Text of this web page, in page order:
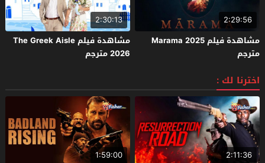
2:29:56
مشاهدة فيلم Marama 2025
مترجم
2:30:13
مشاهدة فيلم The Greek Aisle
2026 مترجم
اخترنا لك :
2:11:36
1:59:00